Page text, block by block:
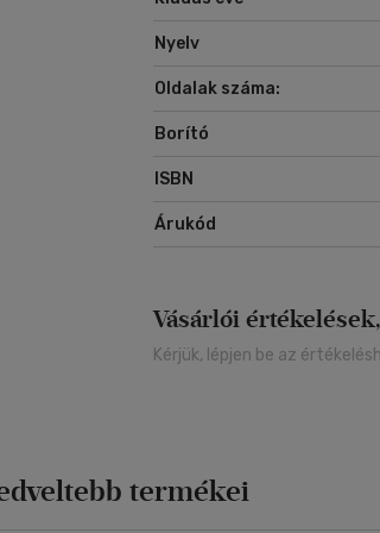
Nyelv
Oldalak száma:
Borító
ISBN
Árukód
Vásárlói
Kérjük, lépjen be az
termékei